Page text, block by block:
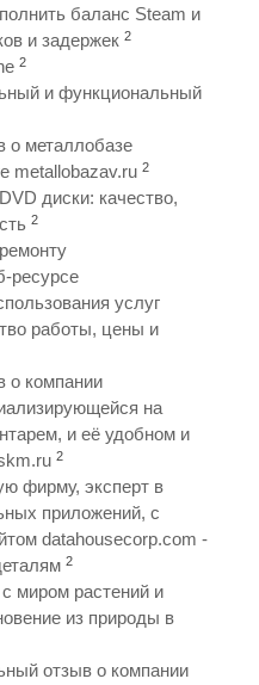
баланс Steam и
и задержек 2
2
и функциональный
о металлобазе
metallobazav.ru 2
диски: качество,
2
ресурсе
услуг
работы, цены и
о компании
на
и её удобном и
2
фирму, эксперт в
приложений, с
datahousecorp.com -
2
миром растений и
из природы в
отзыв о компании